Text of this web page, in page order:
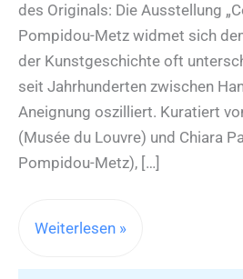
des Originals: Die Ausstellung
Pompidou-Metz widmet sich
der Kunstgeschichte oft
seit Jahrhunderten zwischen
Aneignung oszilliert. Kuratiert
(Musée du Louvre) und Chiara
Pompidou-Metz), […]
Ausstellung
Weiterlesen »